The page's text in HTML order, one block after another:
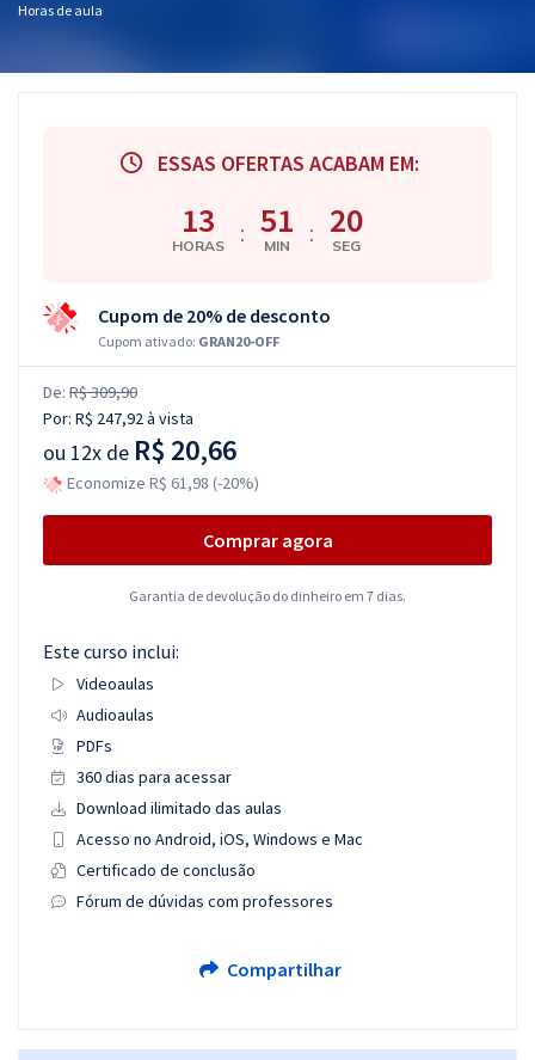
Horas de aula
ESSAS OFERTAS ACABAM EM:
13
HORAS : 51
MIN : 19
SEG
Cupom de 20% de desconto
Cupom ativado: GRAN20-OFF
De: R$ 309,90
Por: R$ 247,92à vista
ou 12x de R$ 20,66
Economize R$ 61,98 (-20%)
Comprar agora
Garantia de devolução do dinheiro em 7 dias.
Este curso inclui:
Videoaulas
Audioaulas
PDFs
360 dias para acessar
Download ilimitado das aulas
Acesso no Android, iOS, Windows e Mac
Certificado de conclusão
Fórum de dúvidas com professores
Compartilhar